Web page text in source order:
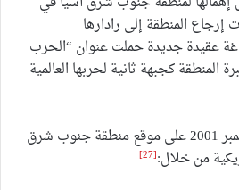
إرجاع المنطقة إلى رادارها
عقيدة جديدة حملت عنوان “الحرب
المنطقة كجبهة ثانية لحربها العالمية
ويظهر تأثير أحداث 11 سبتمبر 2001 على موقع منطقة جنوب شرق
من خلال:[27]